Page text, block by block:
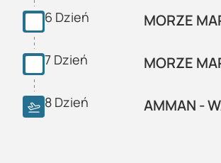
6 Dzień MORZE
7 Dzień MORZE
8 Dzień AMMAN -